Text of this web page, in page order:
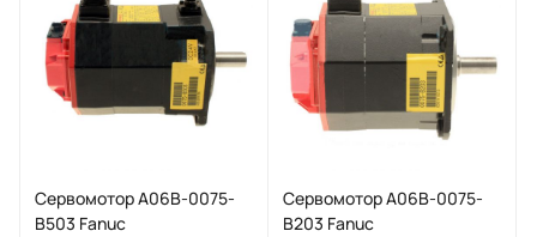
Cервомотор A06B-0075-
B503 Fanuc
Cервомотор A06B-0075-
B203 Fanuc